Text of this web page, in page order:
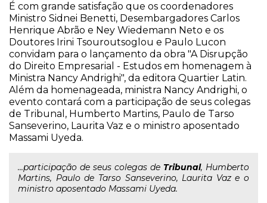
É com grande satisfação que os coordenadores
Ministro Sidnei Benetti, Desembargadores Carlos
Henrique Abrão e Ney Wiedemann Neto e os
Doutores Irini Tsouroutsoglou e Paulo Lucon
convidam para o lançamento da obra "A Disrupção
do Direito Empresarial - Estudos em homenagem à
Ministra Nancy Andrighi", da editora Quartier Latin.
Além da homenageada, ministra Nancy Andrighi, o
evento contará com a participação de seus colegas
de Tribunal, Humberto Martins, Paulo de Tarso
Sanseverino, Laurita Vaz e o ministro aposentado
Massami Uyeda.
...participação de seus colegas de Tribunal, Humberto
Martins, Paulo de Tarso Sanseverino, Laurita Vaz e o
ministro aposentado Massami Uyeda.